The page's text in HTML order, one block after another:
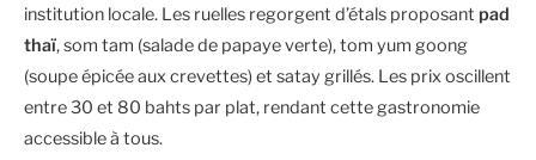
institution locale. Les ruelles regorgent d’étals proposant pad
thaï, som tam (salade de papaye verte), tom yum goong
(soupe épicée aux crevettes) et satay grillés. Les prix oscillent
entre 30 et 80 bahts par plat, rendant cette gastronomie
accessible à tous.